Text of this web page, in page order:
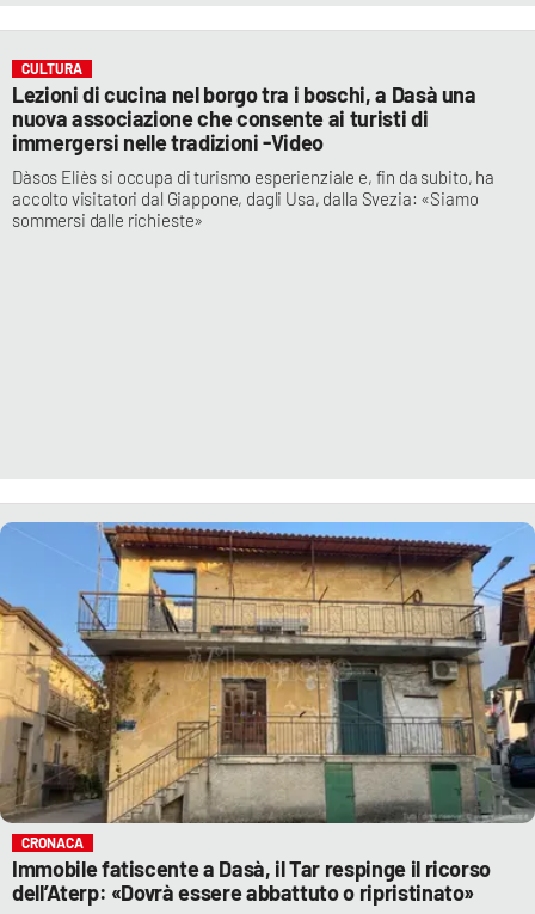
CULTURA
Lezioni di cucina nel borgo tra i boschi, a Dasà una
nuova associazione che consente ai turisti di
immergersi nelle tradizioni -Video
Dàsos Eliès si occupa di turismo esperienziale e, fin da subito, ha
accolto visitatori dal Giappone, dagli Usa, dalla Svezia: «Siamo
sommersi dalle richieste»
CRONACA
Immobile fatiscente a Dasà, il Tar respinge il ricorso
dell’Aterp: «Dovrà essere abbattuto o ripristinato»